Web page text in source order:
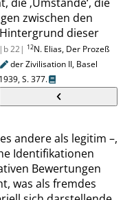
zwischen den
|b 22| 12N. Elias, Der Prozeß
der ZivilisationII, Basel
1939,S. 377.
dieser
andere als legitim –,
Identifikationen
Bewertungen
was als fremdes